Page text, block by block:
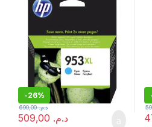
-26%
د.م.
د.م.690,00